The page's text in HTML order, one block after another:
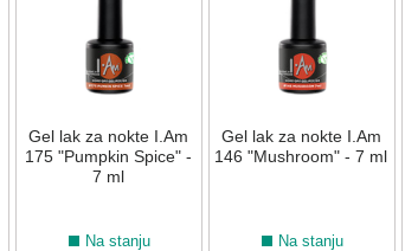
Gel lak za nokte I.Am
175 "Pumpkin Spice" -
7 ml
Na stanju
Gel lak za nokte I.Am
146 "Mushroom" - 7 ml
Na stanju